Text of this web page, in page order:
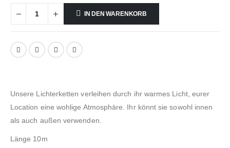
IN DEN WARENKORB
Unsere Lichterketten verleihen durch ihr warmes Licht, eurer
Location eine wohlige Atmosphäre. Ihr könnt sie sowohl innen
als auch außen verwenden.
Länge 10m